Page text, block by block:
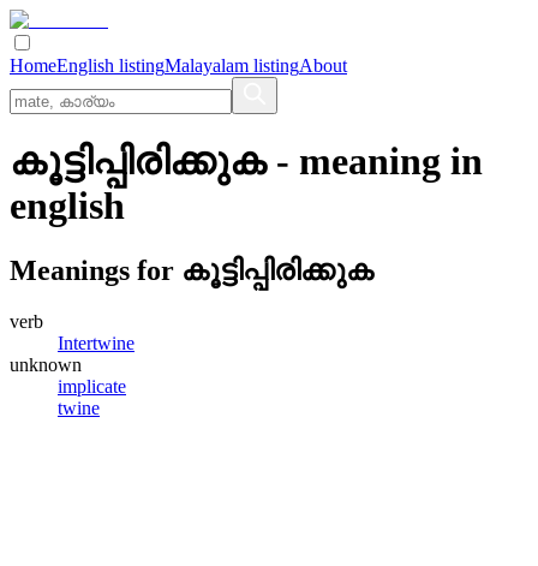
HomeEnglish listingMalayalam listingAbout
കൂട്ടിപ്പിരിക്കുക- meaning in
english
Meanings for കൂട്ടിപ്പിരിക്കുക
verb
Intertwine
unknown
implicate
twine